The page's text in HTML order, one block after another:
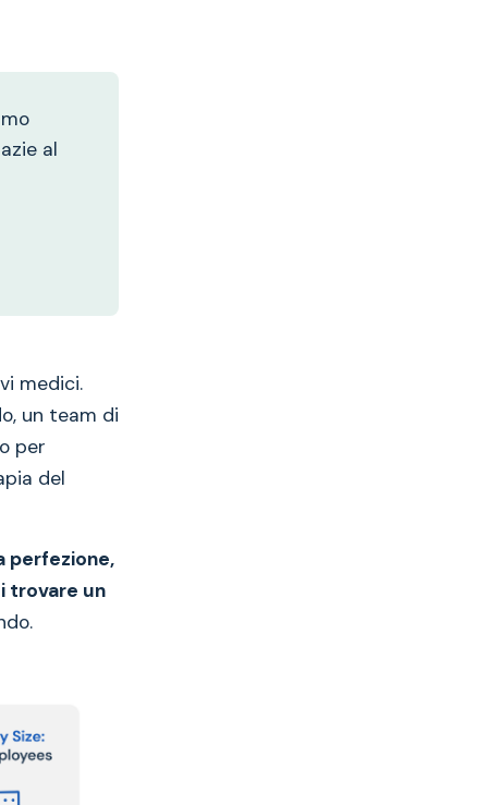
al
medici.
un team di
per
del
perfezione,
trovare un